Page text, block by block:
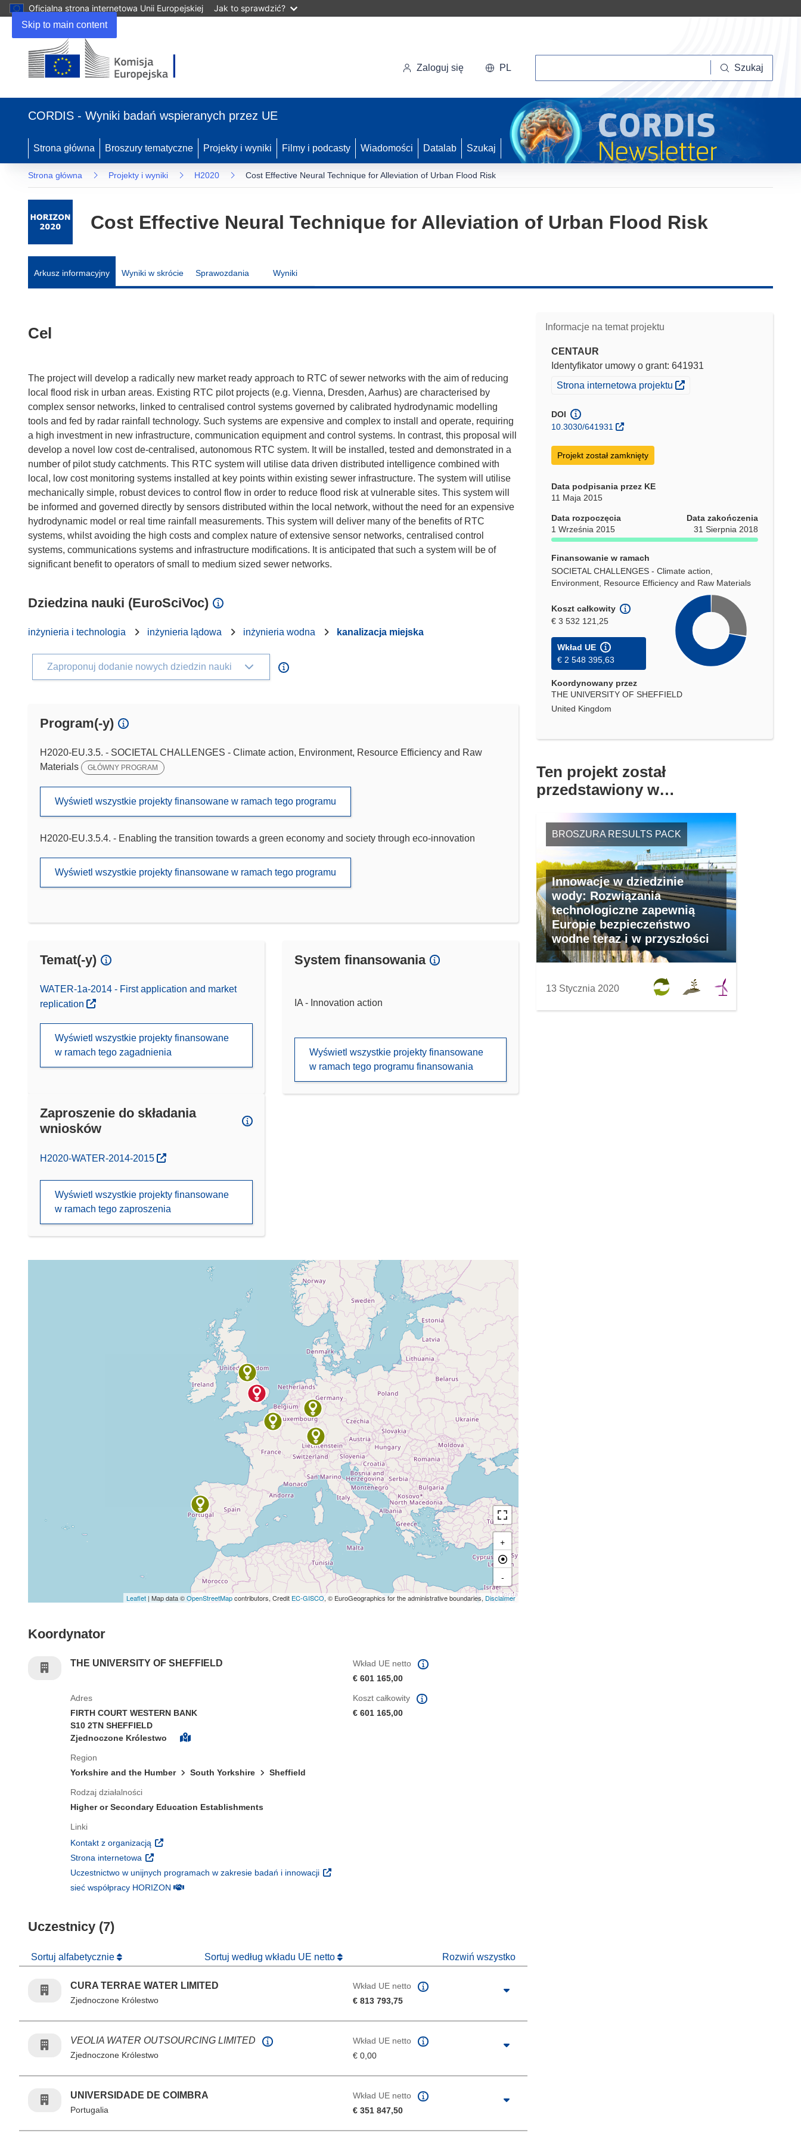
Skip to main content
Oficjalna strona internetowa Unii Europejskiej Jak to sprawdzić?
Zaloguj się PL Szukaj
CORDIS - Wyniki badań wspieranych przez UE
Strona główna Broszury tematyczne Projekty i wyniki Filmy i podcasty Wiadomości Datalab Szukaj
Strona główna Projekty i wyniki H2020 Cost Effective Neural Technique for Alleviation of Urban Flood Risk
Cost Effective Neural Technique for Alleviation of Urban Flood Risk
Arkusz informacyjny Wyniki w skrócie Sprawozdania Wyniki
Informacje na temat projektu
CENTAUR
Identyfikator umowy o grant: 641931
(odnośnik otworzy się w nowym oknie)
Strona internetowa projektu
DOI
10.3030/641931
Projekt został zamknięty
Data podpisania przez KE
11 Maja 2015
Data rozpoczęcia
1 Września 2015
Data zakończenia
31 Sierpnia 2018
Finansowanie w ramach
SOCIETAL CHALLENGES - Climate action,
Environment, Resource Efficiency and Raw Materials
Koszt całkowity
€ 3 532 121,25
Wkład UE
€ 2 548 395,63
Koordynowany przez
THE UNIVERSITY OF SHEFFIELD
United Kingdom
Ten projekt został
przedstawiony w…
BROSZURA RESULTS PACK
Innowacje w dziedzinie
wody: Rozwiązania
technologiczne zapewnią
Europie bezpieczeństwo
wodne teraz i w przyszłości
13 Stycznia 2020
Cel
The project will develop a radically new market ready approach to RTC of sewer networks with the aim of reducing
local flood risk in urban areas. Existing RTC pilot projects (e.g. Vienna, Dresden, Aarhus) are characterised by
complex sensor networks, linked to centralised control systems governed by calibrated hydrodynamic modelling
tools and fed by radar rainfall technology. Such systems are expensive and complex to install and operate, requiring
a high investment in new infrastructure, communication equipment and control systems. In contrast, this proposal will
develop a novel low cost de-centralised, autonomous RTC system. It will be installed, tested and demonstrated in a
number of pilot study catchments. This RTC system will utilise data driven distributed intelligence combined with
local, low cost monitoring systems installed at key points within existing sewer infrastructure. The system will utilise
mechanically simple, robust devices to control flow in order to reduce flood risk at vulnerable sites. This system will
be informed and governed directly by sensors distributed within the local network, without the need for an expensive
hydrodynamic model or real time rainfall measurements. This system will deliver many of the benefits of RTC
systems, whilst avoiding the high costs and complex nature of extensive sensor networks, centralised control
systems, communications systems and infrastructure modifications. It is anticipated that such a system will be of
Dziedzina nauki (EuroSciVoc)
inżynieria i technologia inżynieria lądowa inżynieria wodna kanalizacja miejska
Zaproponuj dodanie nowych dziedzin nauki
Program(-y)
H2020-EU.3.5. - SOCIETAL CHALLENGES - Climate action, Environment, Resource Efficiency and Raw
Materials
GŁÓWNY PROGRAM
Wyświetl wszystkie projekty finansowane w ramach tego programu
H2020-EU.3.5.4. - Enabling the transition towards a green economy and society through eco-innovation
Wyświetl wszystkie projekty finansowane w ramach tego programu
Temat(-y)
WATER-1a-2014 - First application and market
replication
Wyświetl wszystkie projekty finansowane
w ramach tego zagadnienia
System finansowania
IA - Innovation action
Wyświetl wszystkie projekty finansowane
w ramach tego programu finansowania
Zaproszenie do składania
wniosków
(odnośnik otworzy się w nowym oknie)
H2020-WATER-2014-2015
Wyświetl wszystkie projekty finansowane
w ramach tego zaproszenia
+
-
Leaflet | Map data ©OpenStreetMapcontributors, Credit EC-GISCO, © EuroGeographics for the administrative boundaries, Disclaimer
Koordynator
THE UNIVERSITY OF SHEFFIELD
Wkład UE netto
€ 601 165,00
Adres
FIRTH COURT WESTERN BANK
S10 2TN SHEFFIELD
Zjednoczone Królestwo
Region
Yorkshire and the Humber
South Yorkshire Sheffield
Rodzaj działalności
Higher or Secondary Education Establishments
Linki
Kontakt z organizacją (odnośnik otworzy się w nowym oknie)
Strona internetowa (odnośnik otworzy się w nowym oknie)
Uczestnictwo w unijnych programach w zakresie badań i innowacji (odnośnik otworzy się w nowym oknie)
sieć współpracy HORIZON(odnośnik otworzy się w nowym oknie)
Koszt całkowity
€ 601 165,00
Uczestnicy (7)
Sortuj alfabetycznie Sortuj według wkładu UE netto Rozwiń wszystko
CURA TERRAE WATER LIMITED
Zjednoczone Królestwo
Wkład UE netto
€ 813 793,75
VEOLIA WATER OUTSOURCING LIMITED
Zjednoczone Królestwo
Wkład UE netto
€ 0,00
UNIVERSIDADE DE COIMBRA
Portugalia
Wkład UE netto
€ 351 847,50